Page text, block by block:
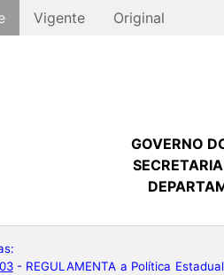
Vigente Original
GOVERNO
- REGULAMENTA a Política